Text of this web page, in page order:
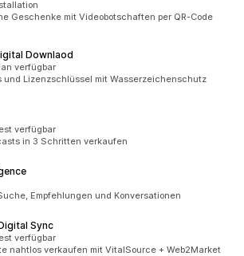
Geschenke mit Videobotschaften per QR-Code
Downlaod
verfügbar
und Lizenzschlüssel mit Wasserzeichenschutz
verfügbar
in 3 Schritten verkaufen
Empfehlungen und Konversationen
Sync
verfügbar
nahtlos verkaufen mit VitalSource + Web2Market